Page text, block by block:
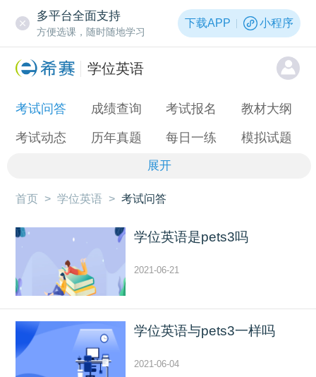
多平台全面支持
方便选课，随时随地学习
下载APP 小程序
学位英语
考试问答 成绩查询 考试报名 教材大纲
考试动态 历年真题 每日一练 模拟试题
展开
首页 > 学位英语 > 考试问答
学位英语是pets3吗
2021-06-21
学位英语与pets3一样吗
2021-06-04